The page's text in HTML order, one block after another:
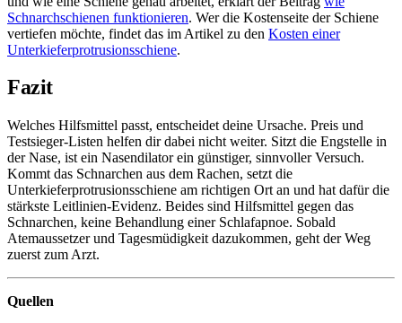
Schnarchschienen funktionieren. Wer die Kostenseite der Schiene
vertiefen möchte, findet das im Artikel zu den Kosten einer
Unterkieferprotrusionsschiene.
Fazit
Welches Hilfsmittel passt, entscheidet deine Ursache. Preis und
Testsieger-Listen helfen dir dabei nicht weiter. Sitzt die Engstelle in
der Nase, ist ein Nasendilator ein günstiger, sinnvoller Versuch.
Kommt das Schnarchen aus dem Rachen, setzt die
Unterkieferprotrusionsschiene am richtigen Ort an und hat dafür die
stärkste Leitlinien-Evidenz. Beides sind Hilfsmittel gegen das
Schnarchen, keine Behandlung einer Schlafapnoe. Sobald
Atemaussetzer und Tagesmüdigkeit dazukommen, geht der Weg
zuerst zum Arzt.
Quellen